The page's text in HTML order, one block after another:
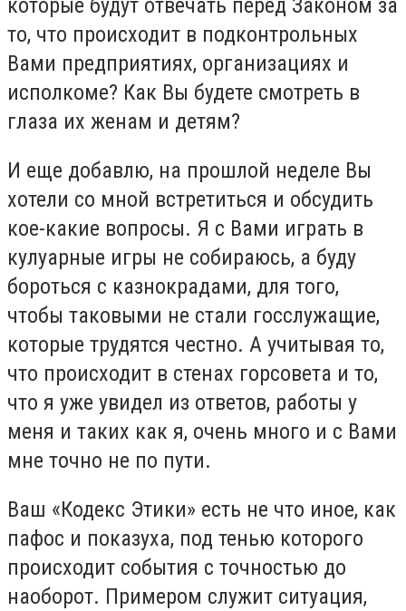
которые будут отвечать перед Законом за
то, что происходит в подконтрольных
Вами предприятиях, организациях и
исполкоме? Как Вы будете смотреть в
глаза их женам и детям?
И еще добавлю, на прошлой неделе Вы
хотели со мной встретиться и обсудить
кое-какие вопросы. Я с Вами играть в
кулуарные игры не собираюсь, а буду
бороться с казнокрадами, для того,
чтобы таковыми не стали госслужащие,
которые трудятся честно. А учитывая то,
что происходит в стенах горсовета и то,
что я уже увидел из ответов, работы у
меня и таких как я, очень много и с Вами
мне точно не по пути.
Ваш «Кодекс Этики» есть не что иное, как
пафос и показуха, под тенью которого
происходит события с точностью до
наоборот. Примером служит ситуация,